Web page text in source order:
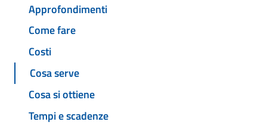
Approfondimenti
Come fare
Costi
Cosa serve
Cosa si ottiene
Tempi e scadenze